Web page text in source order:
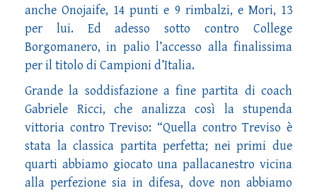
anche Onojaife, 14 punti e 9 rimbalzi, e Mori, 13
per lui. Ed adesso sotto contro College
Borgomanero, in palio l’accesso alla finalissima
per il titolo di Campioni d’Italia.
Grande la soddisfazione a fine partita di coach
Gabriele Ricci, che analizza così la stupenda
vittoria contro Treviso: “Quella contro Treviso è
stata la classica partita perfetta; nei primi due
quarti abbiamo giocato una pallacanestro vicina
alla perfezione sia in difesa, dove non abbiamo